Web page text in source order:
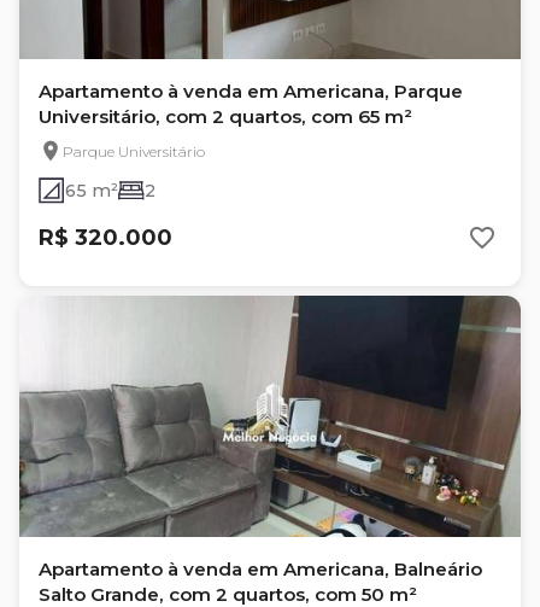
Apartamento à venda em Americana, Parque
Universitário, com 2 quartos, com 65 m²
Parque Universitário
65 m² 2
R$ 320.000
Apartamento à venda em Americana, Balneário
Salto Grande, com 2 quartos, com 50 m²